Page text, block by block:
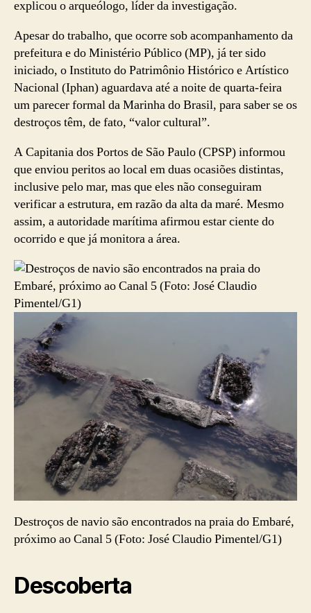
explicou o arqueólogo, líder da investigação.
Apesar do trabalho, que ocorre sob acompanhamento da
prefeitura e do Ministério Público (MP), já ter sido
iniciado, o Instituto do Patrimônio Histórico e Artístico
Nacional (Iphan) aguardava até a noite de quarta-feira
um parecer formal da Marinha do Brasil, para saber se os
destroços têm, de fato, “valor cultural”.
A Capitania dos Portos de São Paulo (CPSP) informou
que enviou peritos ao local em duas ocasiões distintas,
inclusive pelo mar, mas que eles não conseguiram
verificar a estrutura, em razão da alta da maré. Mesmo
assim, a autoridade marítima afirmou estar ciente do
ocorrido e que já monitora a área.
Destroços de navio são encontrados na praia do Embaré,
próximo ao Canal 5 (Foto: José Claudio Pimentel/G1)
Descoberta